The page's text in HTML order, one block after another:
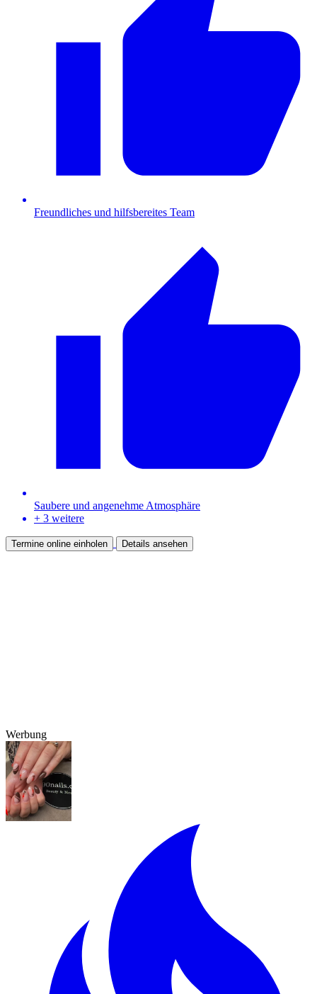
Freundliches und hilfsbereites Team
Saubere und angenehme Atmosphäre
+ 3 weitere
Termine online einholen Details ansehen
Werbung